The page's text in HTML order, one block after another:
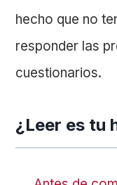
hecho que no
responder las
cuestionarios.
¿Leer es tu